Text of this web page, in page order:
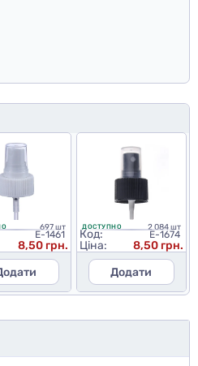
697 шт
E-1461
8,50 грн.
ДОСТУПНО 2 084 шт
Код: E-1674
Ціна:
8,50 грн.
Додати